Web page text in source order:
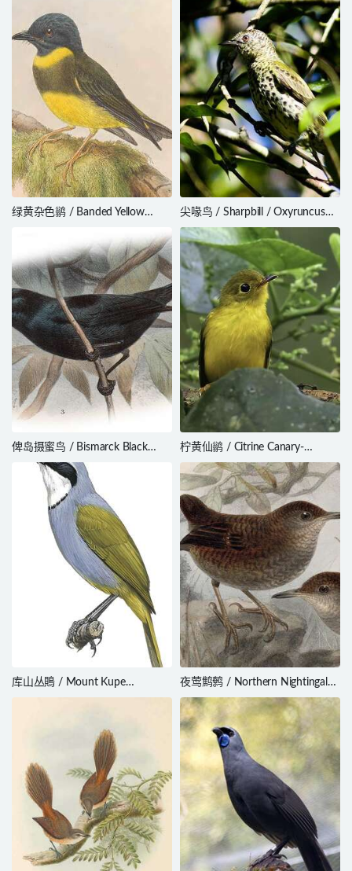
绿黄杂色鹟 / Banded Yellow
尖喙鸟 / Sharpbill / Oxyruncus
cristatus
俾岛摄蜜鸟 / Bismarck Black
Myzomela / Myzomela
pammelaena
柠黄仙鹟 / Citrine Canary-
flycatcher / Culicicapa helianthea
库山丛鵙 / Mount Kupe
Bushshrike / Chlorophoneus
夜莺鹪鹩 / Northern Nightingale-
Wren / Microcerculus philomela